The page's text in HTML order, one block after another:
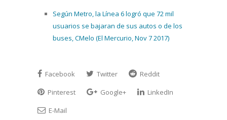
Según Metro, la Línea 6 logró que 72 mil
usuarios se bajaran de sus autos o de los
buses, CMelo (El Mercurio, Nov 7 2017)
Facebook Twitter
Reddit
Pinterest
Google+
LinkedIn
E-Mail